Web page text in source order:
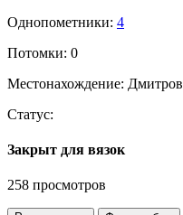
Однопометники: 4
Потомки: 0
Местонахождение: Дмитров
Статус:
Закрыт для вязок
258 просмотров